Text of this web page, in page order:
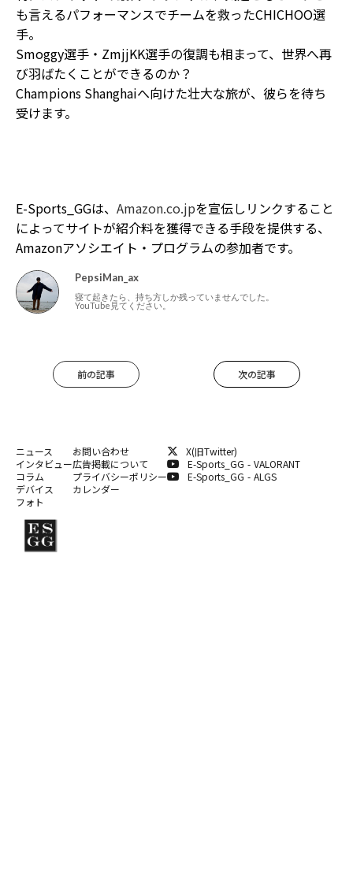
も言えるパフォーマンスでチームを救ったCHICHOO選
手。
Smoggy選手・ZmjjKK選手の復調も相まって、世界へ再
び羽ばたくことができるのか？
Champions Shanghaiへ向けた壮大な旅が、彼らを待ち
受けます。
E-Sports_GGは、 Amazon.co.jpを宣伝しリンクすること
によってサイトが紹介料を獲得できる手段を提供する、
Amazonアソシエイト・プログラムの参加者です。
PepsiMan_ax
寝て起きたら、持ち方しか残っていませんでした。
YouTube見てください。
前の記事 次の記事
ニュース
インタビュー
コラム
デバイス
フォト
お問い合わせ
広告掲載について
プライバシーポリシー
カレンダー
X(旧Twitter)
E-Sports_GG - VALORANT
E-Sports_GG - ALGS